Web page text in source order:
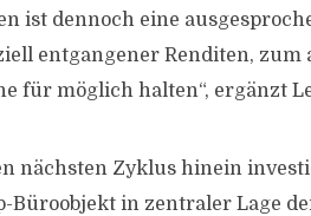
ist dennoch eine
entgangener Renditen, zum
für möglich halten“, ergänzt
nächsten Zyklus hinein
Büroobjekt in zentraler Lage